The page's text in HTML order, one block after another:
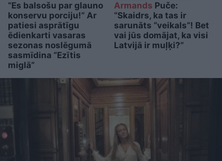
“Es balsošu par glauno
konservu porciju!” Ar
patiesi asprātīgu
ēdienkarti vasaras
sezonas noslēgumā
sasmīdina “Ezītis
miglā”
Armands Puče:
“Skaidrs, ka tas ir
sarunāts “veikals”! Bet
vai jūs domājat, ka visi
Latvijā ir muļķi?”